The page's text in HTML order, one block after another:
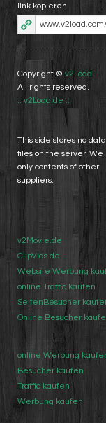
link kopieren
Copyright © v2Load
All rights reserved.
:: v2Load.de ::
This side stores no
files on the server. We
only contents of other
suppliers.
v2Movie.de
ClipVids.de
Website Werbung
online Traffic kaufen
SeitenBesucher
Online Besucher
online Werbung
Besucher kaufen
Traffic kaufen
Werbung kaufen